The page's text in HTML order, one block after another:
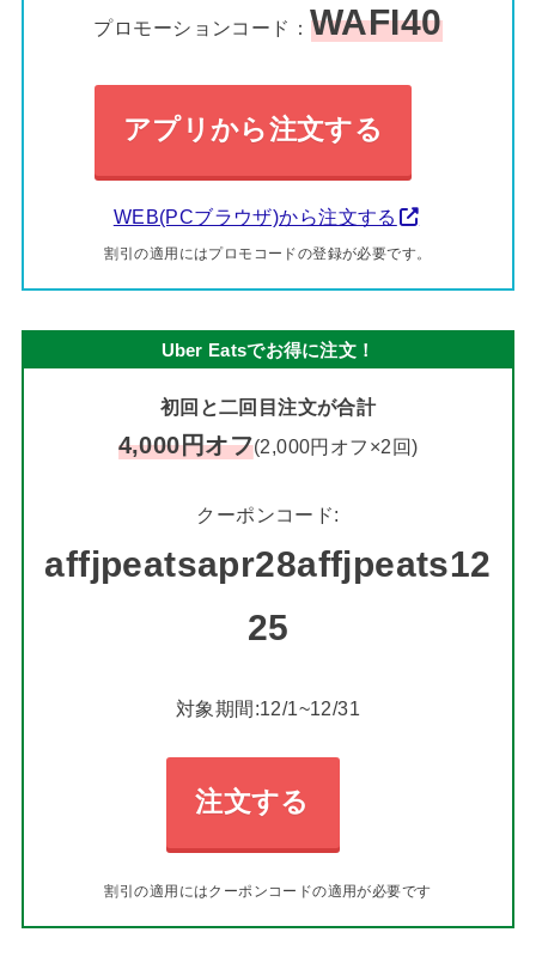
プロモーションコード： WAFI40
アプリから注文する
WEB(PCブラウザ)から注文する
割引の適用にはプロモコードの登録が必要です。
Uber Eatsでお得に注文！
初回と二回目注文が合計
4,000円オフ(2,000円オフ×2回)
クーポンコード:
affjpeatsapr28affjpeats12
25
対象期間:12/1~12/31
注文する
割引の適用にはクーポンコードの適用が必要です